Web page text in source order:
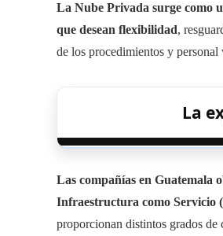
La Nube Privada surge como
que desean flexibilidad,
de los procedimientos y
La
Las compañías en Guatemala
Infraestructura como Servicio
proporcionan distintos grados de